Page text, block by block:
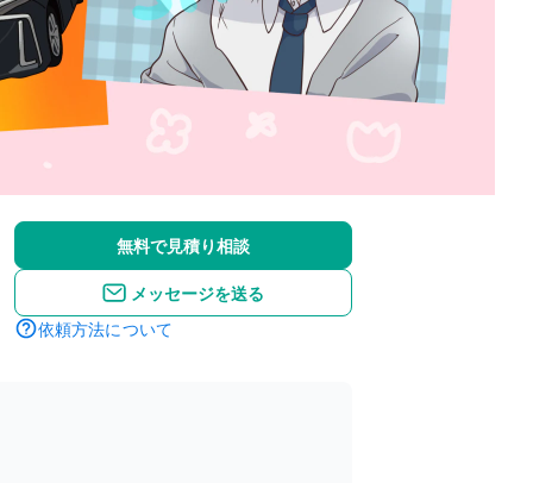
無料で見積り相談
メッセージを送る
依頼方法について